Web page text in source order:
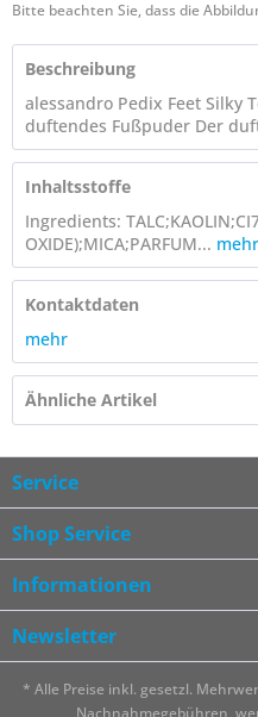
Bitte beachten Sie, dass die
Beschreibung
alessandro Pedix Feet Silky
duftendes Fußpuder Der
Inhaltsstoffe
Ingredients:
OXIDE);MICA;PARFUM... mehr
Kontaktdaten
mehr
Ähnliche Artikel
Service
Shop Service
Informationen
Newsletter
* Alle Preise inkl. gesetzl.